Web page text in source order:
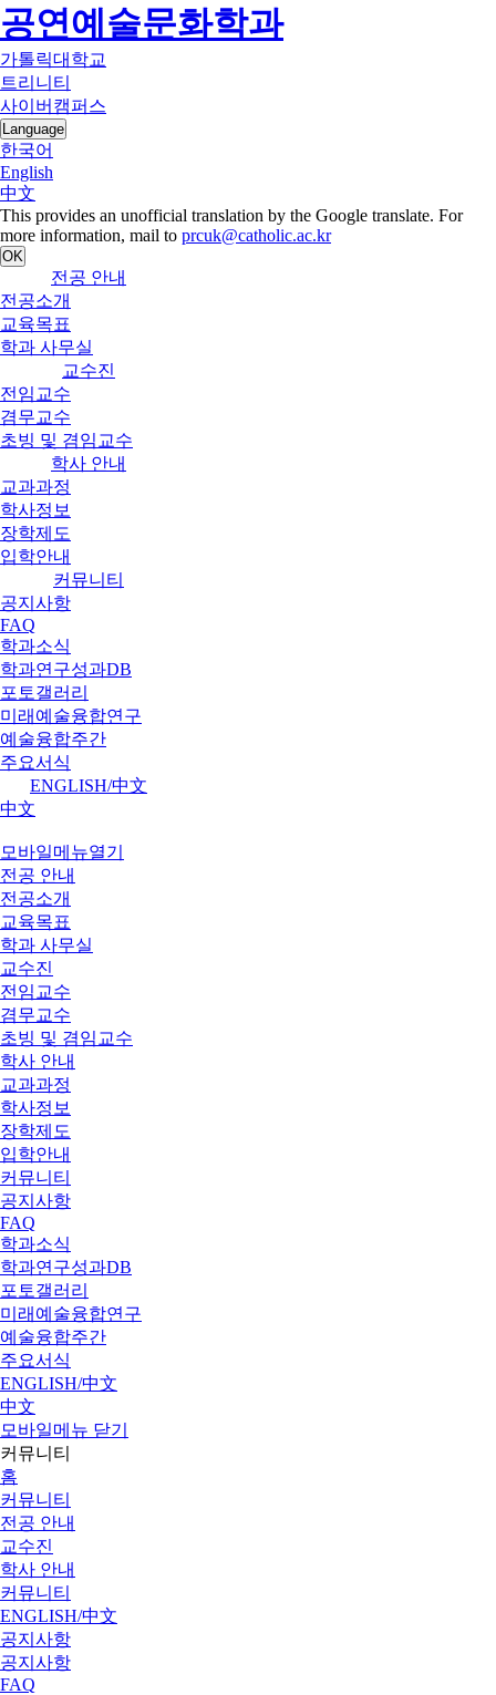
공연예술문화학과
가톨릭대학교
트리니티
사이버캠퍼스
Language
한국어
English
中文
This provides an unofficial translation by the Google translate. For
more information, mail to prcuk@catholic.ac.kr
OK
전공 안내
전공소개
교육목표
학과 사무실
교수진
전임교수
겸무교수
초빙 및 겸임교수
학사 안내
교과과정
학사정보
장학제도
입학안내
커뮤니티
공지사항
FAQ
학과소식
학과연구성과DB
포토갤러리
미래예술융합연구
예술융합주간
주요서식
ENGLISH/中文
中文
모바일메뉴열기
전공 안내
전공소개
교육목표
학과 사무실
교수진
전임교수
겸무교수
초빙 및 겸임교수
학사 안내
교과과정
학사정보
장학제도
입학안내
커뮤니티
공지사항
FAQ
학과소식
학과연구성과DB
포토갤러리
미래예술융합연구
예술융합주간
주요서식
ENGLISH/中文
中文
모바일메뉴 닫기
커뮤니티
홈
커뮤니티
전공 안내
교수진
학사 안내
커뮤니티
ENGLISH/中文
공지사항
공지사항
FAQ